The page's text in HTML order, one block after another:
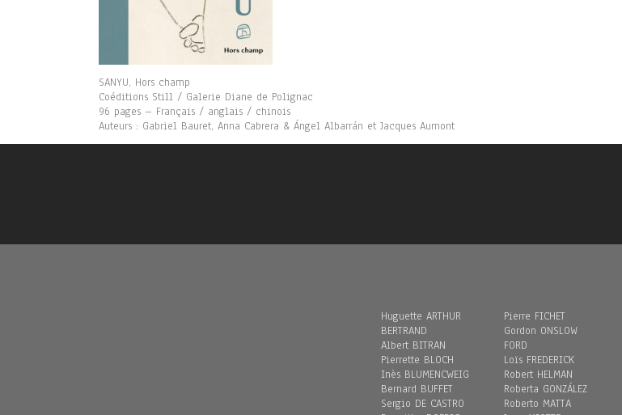
SANYU, Hors champ
Coéditions Still / Galerie Diane de Polignac
96 pages – Français / anglais / chinois
Auteurs : Gabriel Bauret, Anna Cabrera & Ángel Albarrán et Jacques Aumont
Huguette ARTHUR
BERTRAND
Albert BITRAN
Pierrette BLOCH
Inès BLUMENCWEIG
Bernard BUFFET
Sergio DE CASTRO
Pierre FICHET
Gordon ONSLOW
FORD
Loïs FREDERICK
Robert HELMAN
Roberta GONZÁLEZ
Roberto MATTA